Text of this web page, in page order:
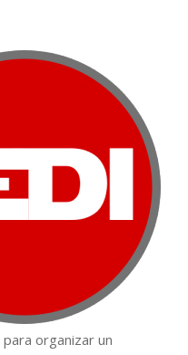
para organizar un